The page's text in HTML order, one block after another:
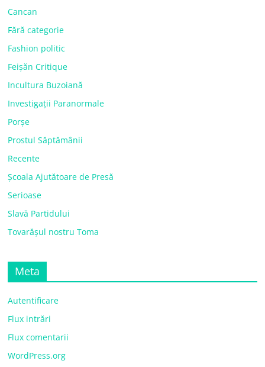
Cancan
Fără categorie
Fashion politic
Feișăn Critique
Incultura Buzoiană
Investigații Paranormale
Porșe
Prostul Săptămânii
Recente
Școala Ajutătoare de Presă
Serioase
Slavă Partidului
Tovarășul nostru Toma
Meta
Autentificare
Flux intrări
Flux comentarii
WordPress.org